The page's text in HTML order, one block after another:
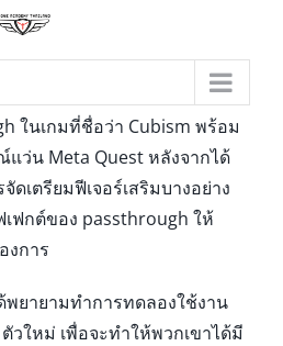
ในเกมที่ชื่อว่า Cubism พร้อม
ว่น Meta Quest หลังจากได้
เตรียมฟีเจอร์เสริมบางอย่าง
เฟกต์ของ passthrough ให้
งการ
ยายามทำการทดลองใช้งาน
วใหม่ เพื่อจะทำให้พวกเขาได้มี